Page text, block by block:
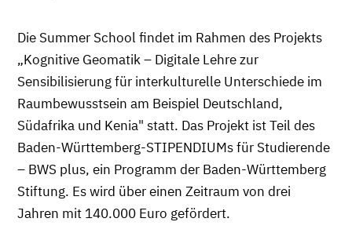
Die Summer School findet im Rahmen des Projekts
„Kognitive Geomatik – Digitale Lehre zur
Sensibilisierung für interkulturelle Unterschiede im
Raumbewusstsein am Beispiel Deutschland,
Südafrika und Kenia" statt. Das Projekt ist Teil des
Baden-Württemberg-STIPENDIUMs für Studierende
– BWS plus, ein Programm der Baden-Württemberg
Stiftung. Es wird über einen Zeitraum von drei
Jahren mit 140.000 Euro gefördert.